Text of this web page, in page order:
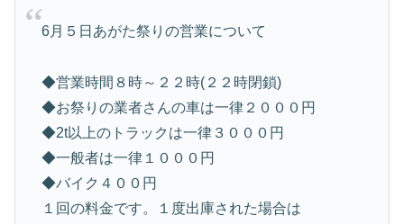
6月５日あがた祭りの営業について
◆営業時間８時～２２時(２２時閉鎖)
◆お祭りの業者さんの車は一律２０００円
◆2t以上のトラックは一律３０００円
◆一般者は一律１０００円
◆バイク４００円
１回の料金です。１度出庫された場合は